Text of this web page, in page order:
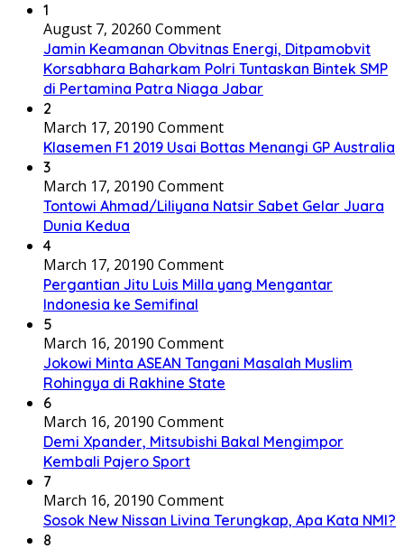
1
August 7, 20260 Comment
Jamin Keamanan Obvitnas Energi, Ditpamobvit
Korsabhara Baharkam Polri Tuntaskan Bintek SMP
di Pertamina Patra Niaga Jabar
2
March 17, 20190 Comment
Klasemen F1 2019 Usai Bottas Menangi GP Australia
3
March 17, 20190 Comment
Tontowi Ahmad/Liliyana Natsir Sabet Gelar Juara
Dunia Kedua
4
March 17, 20190 Comment
Pergantian Jitu Luis Milla yang Mengantar
Indonesia ke Semifinal
5
March 16, 20190 Comment
Jokowi Minta ASEAN Tangani Masalah Muslim
Rohingya di Rakhine State
6
March 16, 20190 Comment
Demi Xpander, Mitsubishi Bakal Mengimpor
Kembali Pajero Sport
7
March 16, 20190 Comment
Sosok New Nissan Livina Terungkap, Apa Kata NMI?
8